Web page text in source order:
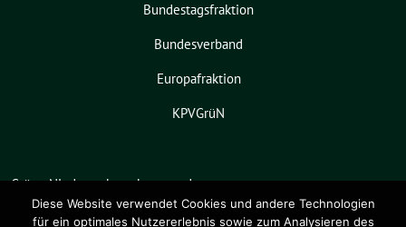
Bundestagsfraktion
Bundesverband
Europafraktion
KPVGrüN
Grüne Niedersachsen benutzt das
freie grüne Themesunflower ‐ ein
Diese Website verwendet Cookies und andere Technologien
für ein optimales Nutzererlebnis sowie zum Analysieren des